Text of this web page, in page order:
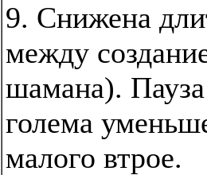
9. Снижена
между
шамана).
голема
малого втрое.